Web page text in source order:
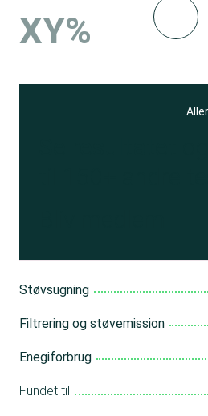
XY%
Støvsugning
Filtrering og støvemission
Enegiforbrug
Fundet til